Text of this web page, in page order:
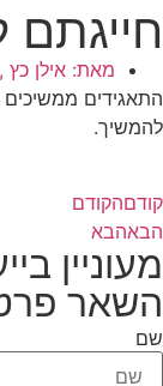
חייגתם
מאת: אילן כץ
התאגידים
להמשיך.
קודםהקודם
הבאהבא
מעוניין
השאר
שם